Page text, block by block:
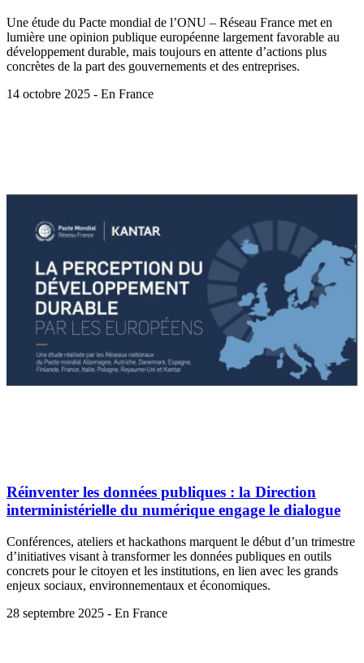
Une étude du Pacte mondial de l’ONU – Réseau France met en
lumière une opinion publique européenne largement favorable au
développement durable, mais toujours en attente d’actions plus
concrètes de la part des gouvernements et des entreprises.
14 octobre 2025 - En France
Réinventer les données publiques : la Direction
interministérielle du numérique engage le dialogue
Conférences, ateliers et hackathons marquent le début d’un trimestre
d’initiatives visant à transformer les données publiques en outils
concrets pour le citoyen et les institutions, en lien avec les grands
enjeux sociaux, environnementaux et économiques.
28 septembre 2025 - En France